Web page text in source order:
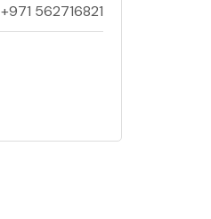
+971 562716821